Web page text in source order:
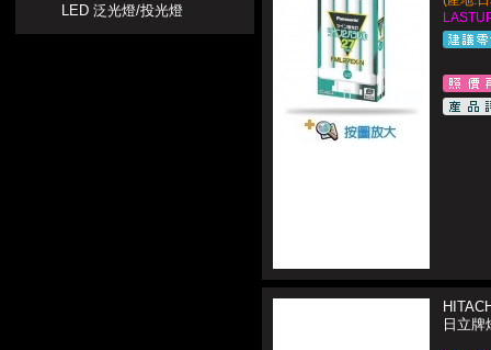
LED 泛光燈/投光燈
日立牌